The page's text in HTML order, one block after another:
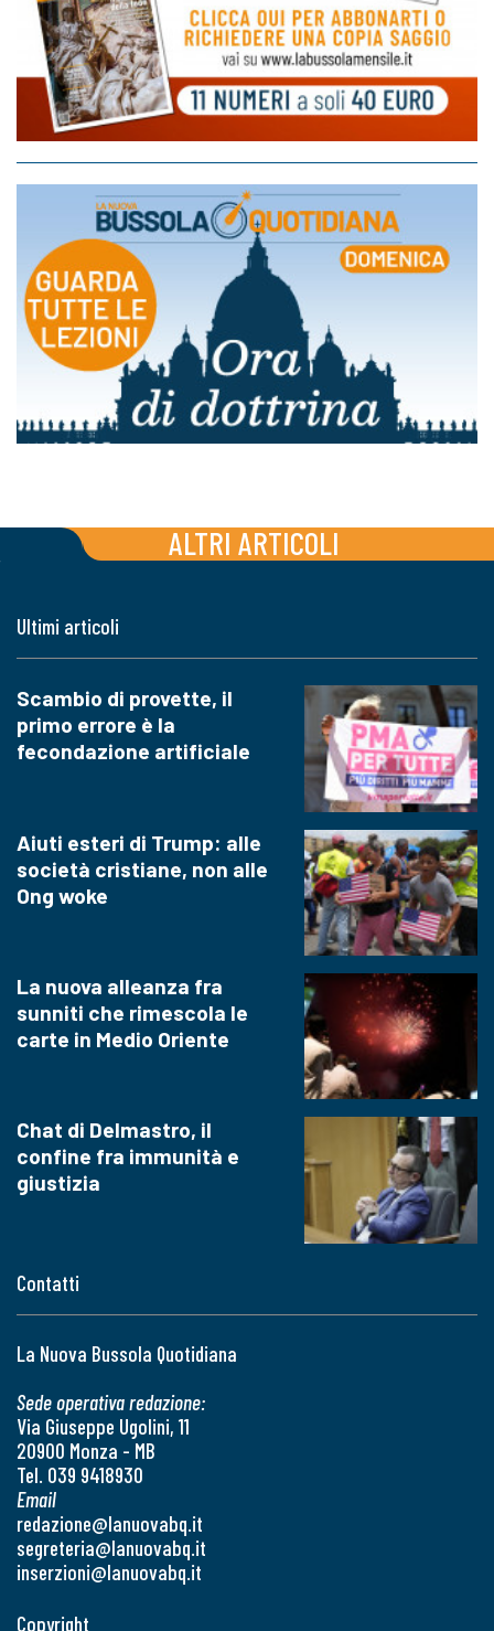
ALTRI ARTICOLI
Contatti
La Nuova Bussola Quotidiana
Sede operativa redazione:
Via Giuseppe Ugolini, 11
20900 Monza - MB
Tel. 039 9418930
Email
redazione@lanuovabq.it
segreteria@lanuovabq.it
inserzioni@lanuovabq.it
Ultimi articoli
Scambio di provette, il
primo errore è la
fecondazione artificiale
Aiuti esteri di Trump: alle
società cristiane, non alle
Ong woke
La nuova alleanza fra
sunniti che rimescola le
carte in Medio Oriente
Chat di Delmastro, il
confine fra immunità e
giustizia
Copyright